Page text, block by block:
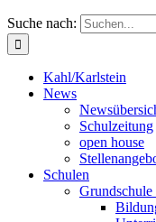
Suche nach:
Kahl/Karlstein
News
Schulzeitung
open house
Schulen